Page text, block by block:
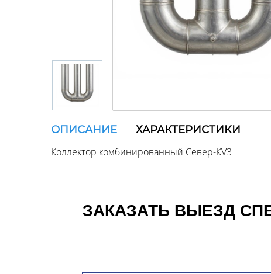
ОПИСАНИЕ
ХАРАКТЕРИСТИКИ
Коллектор комбинированный Север-КV3
ЗАКАЗАТЬ ВЫЕЗД